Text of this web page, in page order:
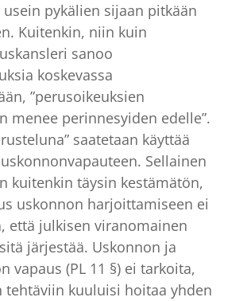
pykälien sijaan pitkään
Kuitenkin, niin kuin
sanoo
koskevassa
”perusoikeuksien
menee perinnesyiden edelle”.
saatetaan käyttää
Sellainen
kuitenkin täysin kestämätön,
uskonnon harjoittamiseen ei
että julkisen viranomainen
järjestää. Uskonnon ja
vapaus (PL 11 §) ei tarkoita,
tehtäviin kuuluisi hoitaa yhden